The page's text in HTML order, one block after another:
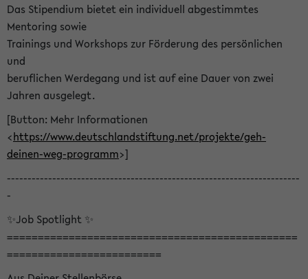
Das Stipendium bietet ein individuell abgestimmtes
Mentoring sowie
Trainings und Workshops zur Förderung des persönlichen
und
beruflichen Werdegang und ist auf eine Dauer von zwei
Jahren ausgelegt.
[Button: Mehr Informationen
<https://www.deutschlandstiftung.net/projekte/geh-
deinen-weg-programm>]
-----------------------------------------------------------------------
-
✨Job Spotlight ✨
===============================================
=========================